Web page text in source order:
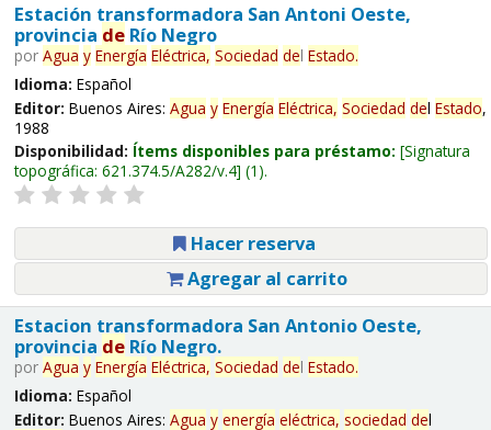
Estación transformadora San Antoni Oeste,
provincia deRío Negro
por Agua y Energía Eléctrica, Sociedad del Estado.
Idioma: Español
Editor: Buenos Aires: Agua y Energía Eléctrica, Sociedad del Estado,
1988
Disponibilidad: Ítems disponibles para préstamo: Signatura
topográfica: 621.374.5/A282/v.4 (1).
Hacer reserva
Agregar al carrito
Estacion transformadora San Antonio Oeste,
provincia deRío Negro.
por Agua y Energía Eléctrica, Sociedad del Estado.
Idioma: Español
Editor: Buenos Aires: Agua y energía eléctrica, sociedad del